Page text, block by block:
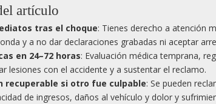
artículo
tras el choque: Tienes derecho a atención
y a no dar declaraciones grabadas ni aceptar
en 24–72 horas: Evaluación médica temprana,
lesiones con el accidente y a sustentar el reclamo.
recuperable si otro fue culpable: Se pueden
de ingresos, daños al vehículo y dolor y